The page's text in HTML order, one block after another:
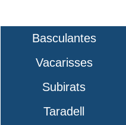
Basculantes
Vacarisses
Subirats
Taradell